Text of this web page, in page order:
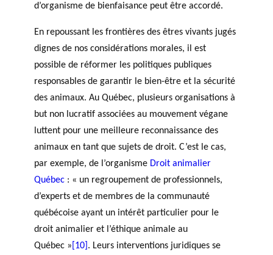
d’organisme de bienfaisance peut être accordé.
En repoussant les frontières des êtres vivants jugés
dignes de nos considérations morales, il est
possible de réformer les politiques publiques
responsables de garantir le bien-être et la sécurité
des animaux. Au Québec, plusieurs organisations à
but non lucratif associées au mouvement végane
luttent pour une meilleure reconnaissance des
animaux en tant que sujets de droit. C’est le cas,
par exemple, de l’organisme Droit animalier
Québec : « un regroupement de professionnels,
d’experts et de membres de la communauté
québécoise ayant un intérêt particulier pour le
droit animalier et l’éthique animale au
Québec » [10] . Leurs interventions juridiques se